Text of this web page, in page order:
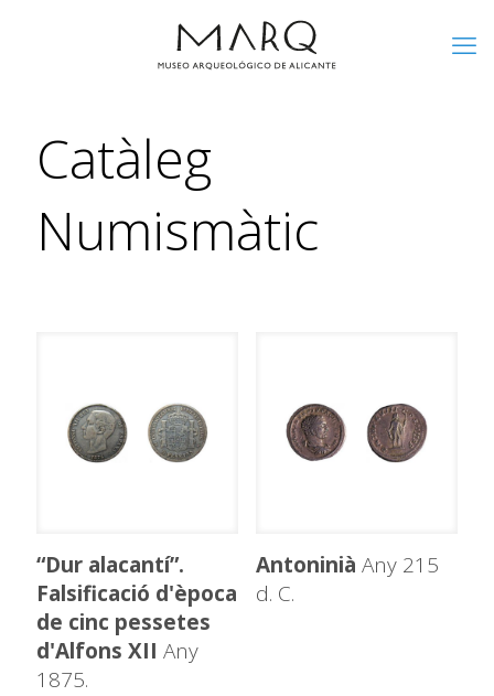
Catàleg
Numismàtic
“Dur alacantí”.
Falsificació d'època
de cinc pessetes
d'Alfons XII Any
1875.
Antoninià Any 215
d. C.